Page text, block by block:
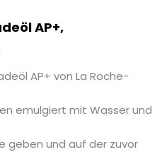
AP+,
AP+ von La Roche-
emulgiert mit Wasser und
geben und auf der zuvor